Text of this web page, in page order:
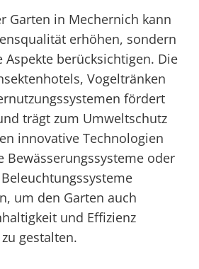
Garten in Mechernich kann
erhöhen, sondern
Aspekte berücksichtigen. Die
Vogeltränken
fördert
trägt zum Umweltschutz
innovative Technologien
Bewässerungssysteme oder
um den Garten auch
und Effizienz
gestalten.